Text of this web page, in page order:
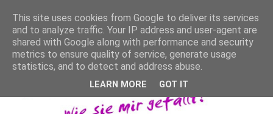
This site uses cookies from Google to deliver its services
and to analyze traffic. Your IP address and user-agent are
shared with Google along with performance and security
metrics to ensure quality of service, generate usage
statistics, and to detect and address abuse.
LEARN MORE GOT IT